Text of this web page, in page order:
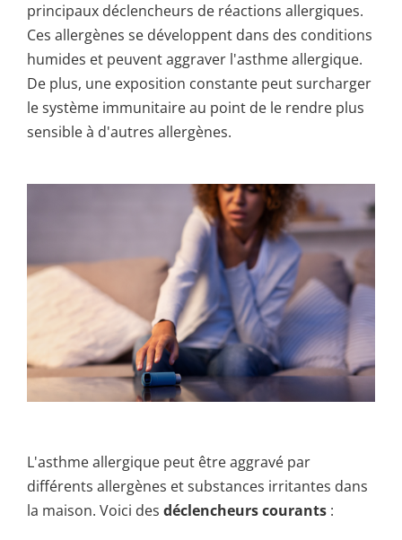
principaux déclencheurs de réactions allergiques.
Ces allergènes se développent dans des conditions
humides et peuvent aggraver l'asthme allergique.
De plus, une exposition constante peut surcharger
le système immunitaire au point de le rendre plus
sensible à d'autres allergènes.
L'asthme allergique peut être aggravé par
différents allergènes et substances irritantes dans
la maison. Voici des déclencheurs courants :